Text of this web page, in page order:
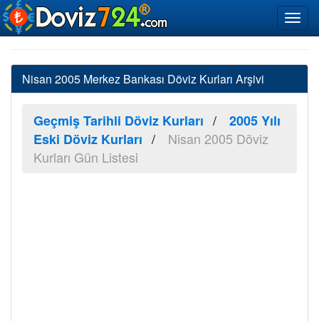
Nisan 2005 Merkez Bankası Döviz Kurları Arşivi
Geçmiş Tarihli Döviz Kurları
2005 Yılı
Eski Döviz Kurları
Nisan 2005 Döviz
Kurları Gün Listesi